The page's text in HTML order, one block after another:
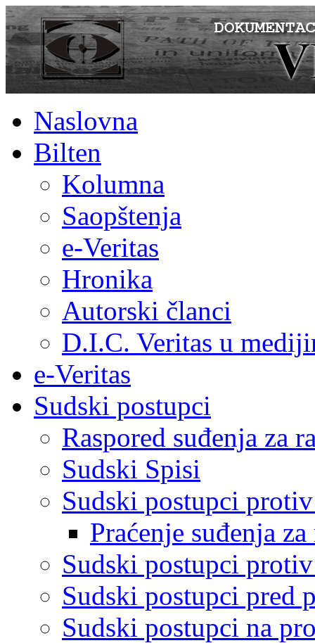
Naslovna
Bilten
Kolumna
Saopštenja
e-Veritas
Hronika
Autorski članci
D.I.C. Veritas u
e-Veritas
Sudski postupci
Raspored suđenja za
Sudski Spisi
Sudski postupci
Praćenje suđenja
Sudski postupci
Sudski postupci pred
Sudski postupci na